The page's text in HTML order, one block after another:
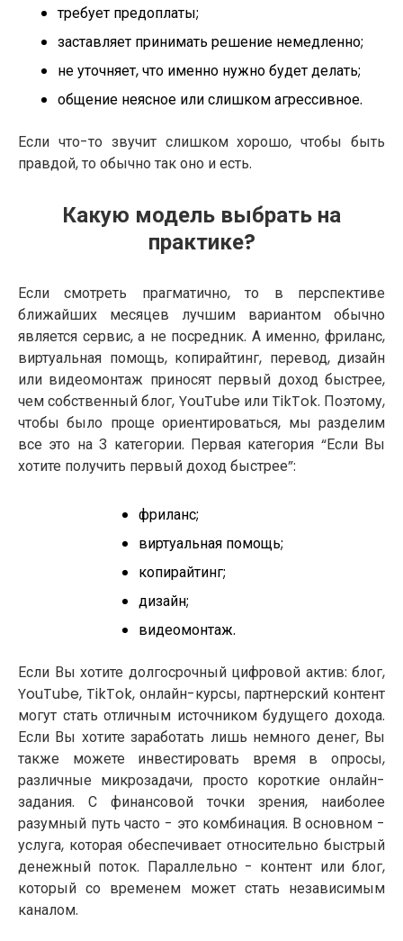
требует предоплаты;
заставляет принимать решение немедленно;
не уточняет, что именно нужно будет делать;
общение неясное или слишком агрессивное.
Если что-то звучит слишком хорошо, чтобы быть
правдой, то обычно так оно и есть.
Какую модель выбрать на
практике?
Если смотреть прагматично, то в перспективе
ближайших месяцев лучшим вариантом обычно
является сервис, а не посредник. А именно, фриланс,
виртуальная помощь, копирайтинг, перевод, дизайн
или видеомонтаж приносят первый доход быстрее,
чем собственный блог, YouTube или TikTok. Поэтому,
чтобы было проще ориентироваться, мы разделим
все это на 3 категории. Первая категория “Если Вы
хотите получить первый доход быстрее”:
фриланс;
виртуальная помощь;
копирайтинг;
дизайн;
видеомонтаж.
Если Вы хотите долгосрочный цифровой актив: блог,
YouTube, TikTok, онлайн-курсы, партнерский контент
могут стать отличным источником будущего дохода.
Если Вы хотите заработать лишь немного денег, Вы
также можете инвестировать время в опросы,
различные микрозадачи, просто короткие онлайн-
задания. С финансовой точки зрения, наиболее
разумный путь часто - это комбинация. В основном -
услуга, которая обеспечивает относительно быстрый
денежный поток. Параллельно - контент или блог,
который со временем может стать независимым
каналом.